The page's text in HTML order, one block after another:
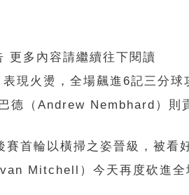
更多內容請繼續往下閱讀
現火燙，全場飆進6記三分球
德（Andrew Nembhard）則
首輪以橫掃之姿晉級，被看
Mitchell）今天再度砍進